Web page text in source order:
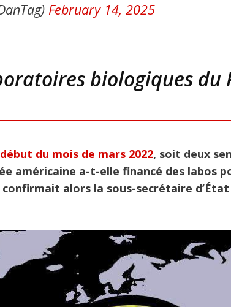
February 14, 2025
biologiques du
du mois de mars 2022, soit deux
américaine a-t-elle financé des labos
alors la sous-secrétaire d’État